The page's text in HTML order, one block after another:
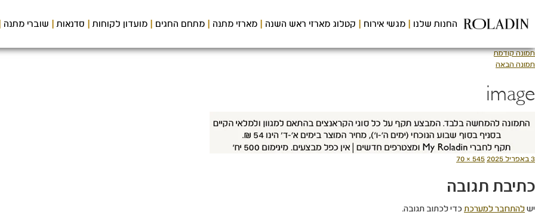
לתוכן
המרכזי
החנות שלנו מגשי אירוח קטלוג מארזי ראש השנה מארזי מתנה מתחם החגים מועדון לקוחות סדנאות שוברי מתנה
תמונה קודמת
תמונה הבאה
image
פורסם
3 באפריל 2025
מסך
545 × 70
כתיבת תגובה
ישלהתחבר למערכתכדי לכתוב תגובה.